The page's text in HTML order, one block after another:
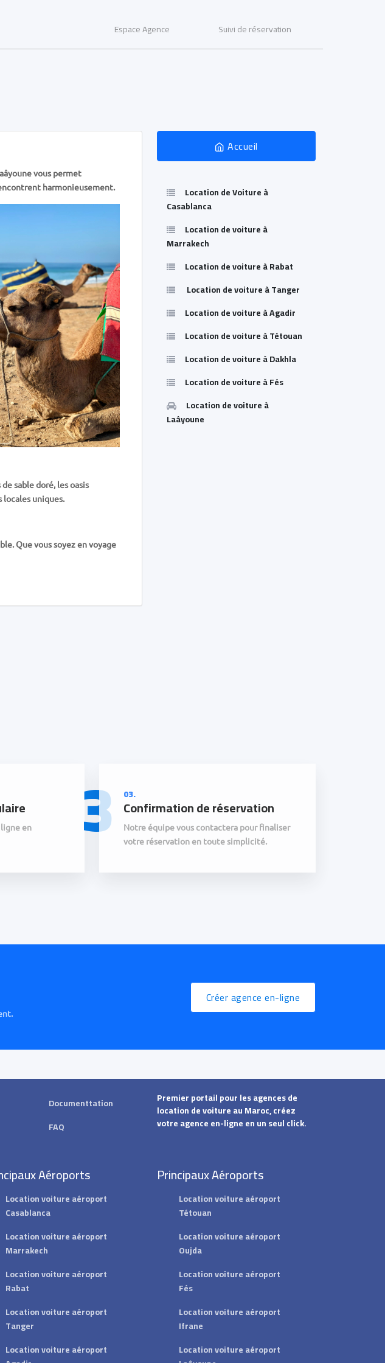
Espace Agence Suivi de réservation
Accueil
Location de Voiture à
Casablanca
Location de voiture à
Marrakech
Location de voiture à Rabat
Location de voiture à Tanger
Location de voiture à Agadir
Location de voiture à Tétouan
Location de voiture à Dakhla
Location de voiture à Fés
Location de voiture à
Laâyoune
vous permet
harmonieusement.
sable doré, les oasis
uniques.
Que vous soyez en voyage
en
3 03.
Confirmation de réservation
Notre équipe vous contactera pour finaliser
votre réservation en toute simplicité.
Créer agence en-ligne
Documenttation
FAQ
Premier portail pour les agences de
location de voiture au Maroc, créez
votre agence en-ligne en un seul click.
Aéroports
Location voiture aéroport
Casablanca
Location voiture aéroport
Marrakech
Location voiture aéroport
Rabat
Location voiture aéroport
Tanger
Location voiture aéroport
Principaux Aéroports
Location voiture aéroport
Tétouan
Location voiture aéroport
Oujda
Location voiture aéroport
Fés
Location voiture aéroport
Ifrane
Location voiture aéroport